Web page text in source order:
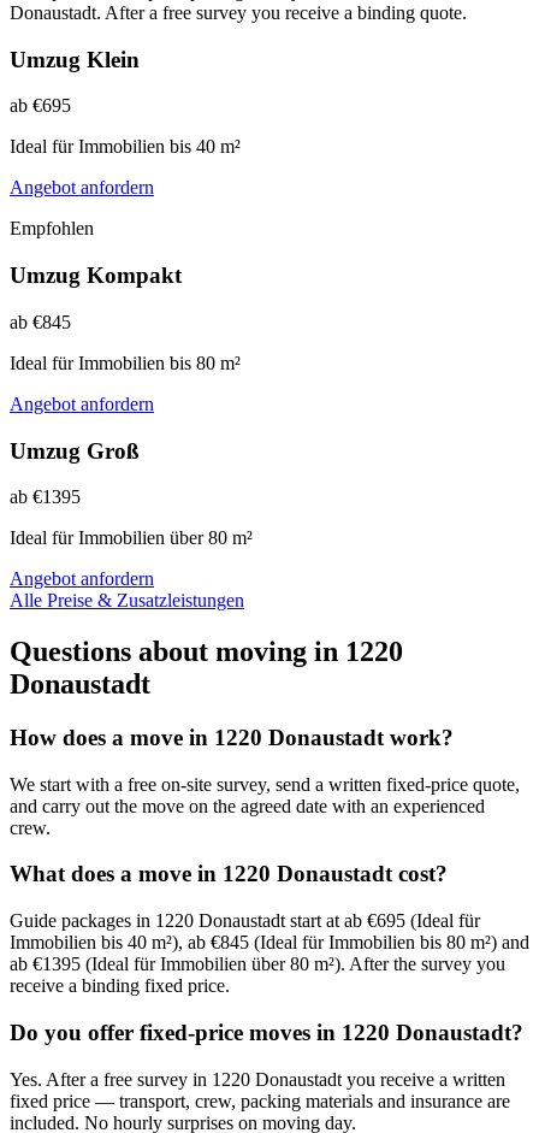
Donaustadt. After a free survey you receive a binding quote.
Umzug Klein
ab €695
Ideal für Immobilien bis 40 m²
Angebot anfordern
Empfohlen
Umzug Kompakt
ab €845
Ideal für Immobilien bis 80 m²
Angebot anfordern
Umzug Groß
ab €1395
Ideal für Immobilien über 80 m²
Angebot anfordern
Alle Preise & Zusatzleistungen
Questions about moving in 1220
Donaustadt
How does a move in 1220 Donaustadt work?
We start with a free on-site survey, send a written fixed-price quote,
and carry out the move on the agreed date with an experienced
crew.
What does a move in 1220 Donaustadt cost?
Guide packages in 1220 Donaustadt start at ab €695 (Ideal für
Immobilien bis 40 m²), ab €845 (Ideal für Immobilien bis 80 m²) and
ab €1395 (Ideal für Immobilien über 80 m²). After the survey you
receive a binding fixed price.
Do you offer fixed-price moves in 1220 Donaustadt?
Yes. After a free survey in 1220 Donaustadt you receive a written
fixed price — transport, crew, packing materials and insurance are
included. No hourly surprises on moving day.